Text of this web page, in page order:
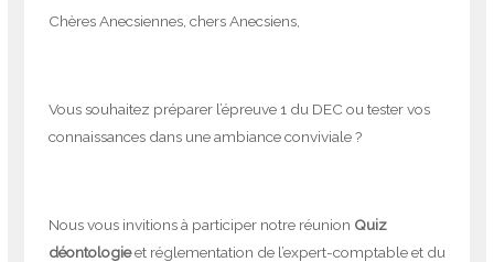
Chères Anecsiennes, chers Anecsiens,
Vous souhaitez préparer l’épreuve 1 du DEC ou tester vos
connaissances dans une ambiance conviviale ?
Nous vous invitions à participer notre réunion Quiz
déontologieet réglementation de l’expert-comptable et du